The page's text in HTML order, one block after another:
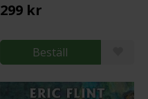
299 kr
Beställ